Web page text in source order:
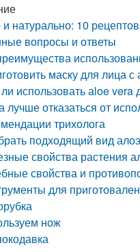
натурально: 10
вопросы и ответы
маску для лица с
использовать аloe vera
лучше отказаться от
трихолога
подходящий вид
свойства растения
свойства и
для
нож